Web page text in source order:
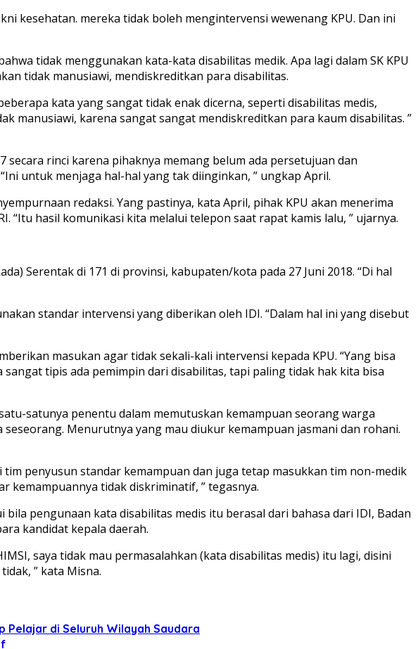
kesehatan. mereka tidak boleh mengintervensi wewenang KPU. Dan ini
tidak menggunakan kata-kata disabilitas medik. Apa lagi dalam SK KPU
tidak manusiawi, mendiskreditkan para disabilitas.
kata yang sangat tidak enak dicerna, seperti disabilitas medis,
manusiawi, karena sangat sangat mendiskreditkan para kaum disabilitas. ”
rinci karena pihaknya memang belum ada persetujuan dan
untuk menjaga hal-hal yang tak diinginkan, ” ungkap April.
redaksi. Yang pastinya, kata April, pihak KPU akan menerima
“Itu hasil komunikasi kita melalui telepon saat rapat kamis lalu, ” ujarnya.
Serentak di 171 di provinsi, kabupaten/kota pada 27 Juni 2018. “Di hal
standar intervensi yang diberikan oleh IDI. “Dalam hal ini yang disebut
masukan agar tidak sekali-kali intervensi kepada KPU. “Yang bisa
tipis ada pemimpin dari disabilitas, tapi paling tidak hak kita bisa
satunya penentu dalam memutuskan kemampuan seorang warga
Menurutnya yang mau diukur kemampuan jasmani dan rohani.
penyusun standar kemampuan dan juga tetap masukkan tim non-medik
kemampuannya tidak diskriminatif, ” tegasnya.
pengunaan kata disabilitas medis itu berasal dari bahasa dari IDI, Badan
kandidat kepala daerah.
saya tidak mau permasalahkan (kata disabilitas medis) itu lagi, disini
” kata Misna.
Pelajar di Seluruh Wilayah Saudara